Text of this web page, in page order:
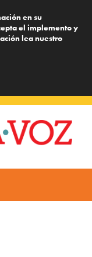
en su
el implemento y
lea nuestro